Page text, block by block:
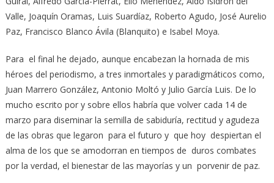
Valle, Joaquín Oramas, Luis Suardíaz, Roberto Agudo, José Aurelio
Paz, Francisco Blanco Ávila (Blanquito) e Isabel Moya.
Para el final he dejado, aunque encabezan la hornada de mis
héroes del periodismo, a tres inmortales y paradigmáticos como,
Juan Marrero González, Antonio Moltó y Julio García Luis. De lo
mucho escrito por y sobre ellos habría que volver cada 14 de
marzo para diseminar la semilla de sabiduría, rectitud y agudeza
de las obras que legaron para el futuro y que hoy despiertan el
alma de los que se amodorran en tiempos de duros combates
por la verdad, el bienestar de las mayorías y un porvenir de paz.